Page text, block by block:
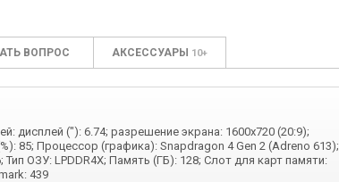
ВОПРОС АКСЕССУАРЫ 10+
дисплей ("): 6.74; разрешение экрана: 1600х720 (20:9);
85; Процессор (графика): Snapdragon 4 Gen 2 (Adreno 613);
ОЗУ: LPDDR4X; Память (ГБ): 128; Слот для карт памяти:
439